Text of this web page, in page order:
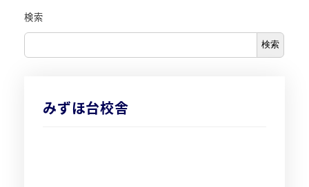
検索
検索
みずほ台校舎